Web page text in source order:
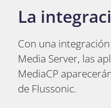
La
Con una
Media Server, las
MediaCP
de Flussonic.